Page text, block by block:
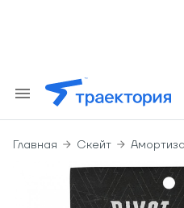
Главная Скейт